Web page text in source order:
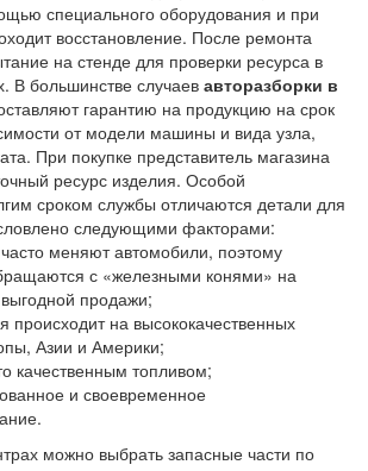
специального оборудования и при
восстановление. После ремонта
на стенде для проверки ресурса в
В большинстве случаев авторазборки в
гарантию на продукцию на срок
от модели машины и вида узла,
При покупке представитель магазина
ресурс изделия. Особой
сроком службы отличаются детали для
следующими факторами:
меняют автомобили, поэтому
с «железными конями» на
продажи;
происходит на высококачественных
Азии и Америки;
качественным топливом;
и своевременное
можно выбрать запасные части по